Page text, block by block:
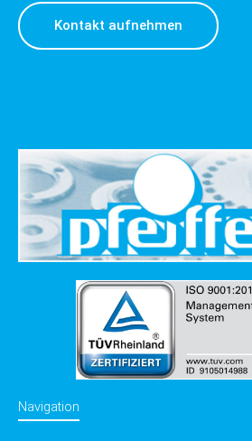
Kontakt aufnehmen
Navigation